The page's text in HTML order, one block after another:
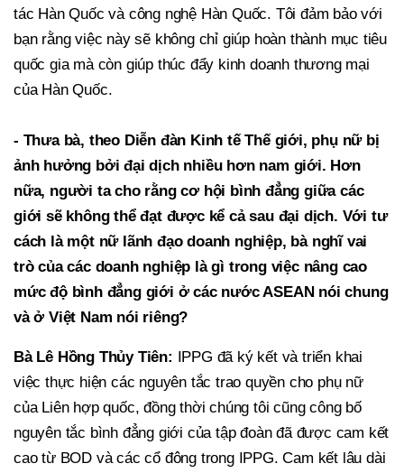
tác Hàn Quốc và công nghệ Hàn Quốc. Tôi đảm bảo với
bạn rằng việc này sẽ không chỉ giúp hoàn thành mục tiêu
quốc gia mà còn giúp thúc đẩy kinh doanh thương mại
của Hàn Quốc.
- Thưa bà, theo Diễn đàn Kinh tế Thế giới, phụ nữ bị
ảnh hưởng bởi đại dịch nhiều hơn nam giới. Hơn
nữa, người ta cho rằng cơ hội bình đẳng giữa các
giới sẽ không thể đạt được kể cả sau đại dịch. Với tư
cách là một nữ lãnh đạo doanh nghiệp, bà nghĩ vai
trò của các doanh nghiệp là gì trong việc nâng cao
mức độ bình đẳng giới ở các nước ASEAN nói chung
và ở Việt Nam nói riêng?
Bà Lê Hồng Thủy Tiên: IPPG đã ký kết và triển khai
việc thực hiện các nguyên tắc trao quyền cho phụ nữ
của Liên hợp quốc, đồng thời chúng tôi cũng công bố
nguyên tắc bình đẳng giới của tập đoàn đã được cam kết
cao từ BOD và các cổ đông trong IPPG. Cam kết lâu dài